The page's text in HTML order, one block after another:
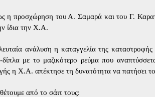
η προσχώρηση του Α. Σαμαρά και του Γ.
ίδια την Χ.Α.
ανάλυση η καταγγελία της
δίπλα με το μαζικότερο ρεύμα που
η Χ.Α. απέκτησε τη δυνατότητα να πατήσει
από το σάιτ τους: